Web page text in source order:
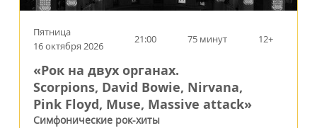
Пятница
16 октября 2026
21:00 75 минут 12+
«Рок на двух органах.
Scorpions, David Bowie, Nirvana,
Pink Floyd, Muse, Massive attack»
Симфонические рок-хиты